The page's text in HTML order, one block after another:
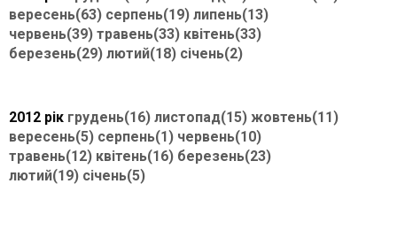
вересень(63) серпень(19) липень(13)
червень(39) травень(33) квітень(33)
березень(29) лютий(18) січень(2)
2012 рік грудень(16) листопад(15) жовтень(11)
вересень(5) серпень(1) червень(10)
травень(12) квітень(16) березень(23)
лютий(19) січень(5)